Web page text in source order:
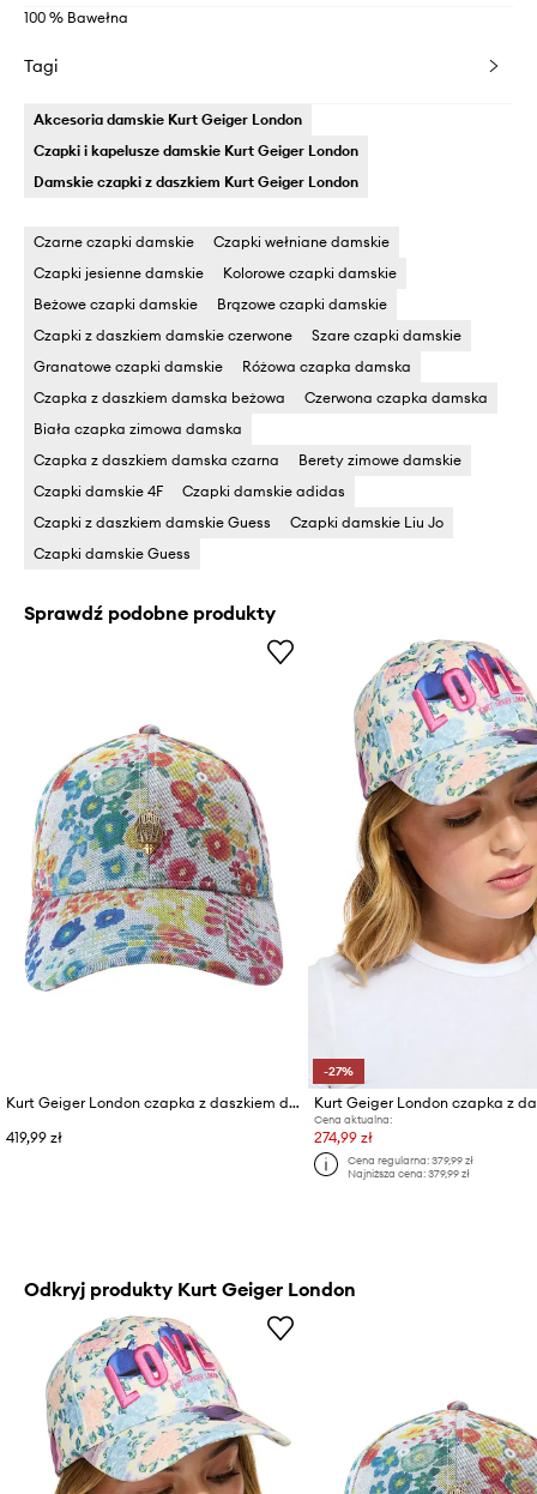
100 % Bawełna
Tagi
Akcesoria damskie Kurt Geiger London
Czapki i kapelusze damskie Kurt Geiger London
Damskie czapki z daszkiem Kurt Geiger London
Czarne czapki damskie
Czapki wełniane damskie
Czapki jesienne damskie
Kolorowe czapki damskie
Beżowe czapki damskie
Brązowe czapki damskie
Czapki z daszkiem damskie czerwone
Szare czapki damskie
Granatowe czapki damskie
Różowa czapka damska
Czapka z daszkiem damska beżowa
Czerwona czapka damska
Biała czapka zimowa damska
Czapka z daszkiem damska czarna
Berety zimowe damskie
Czapki damskie 4F
Czapki damskie adidas
Czapki z daszkiem damskie Guess
Czapki damskie Liu Jo
Czapki damskie Guess
Sprawdź podobne produkty
Kurt Geiger London czapka z daszkiem damska z bawełną KENSINGTON
419,99 zł
-27%
Cena aktualna:
274,99 zł
Cena regularna:379,99 zł
Najniższa cena:379,99 zł
Odkryj produkty Kurt Geiger London